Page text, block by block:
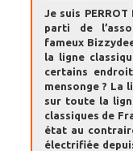
Je suis
parti de
fameux
la ligne
certains
mensonge ? La
sur toute la
classiques de
état au
électrifiée